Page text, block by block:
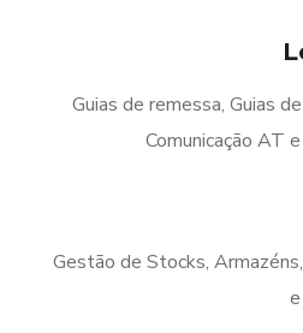
Guias de remessa, Guias
Comunicação AT
Gestão de Stocks,